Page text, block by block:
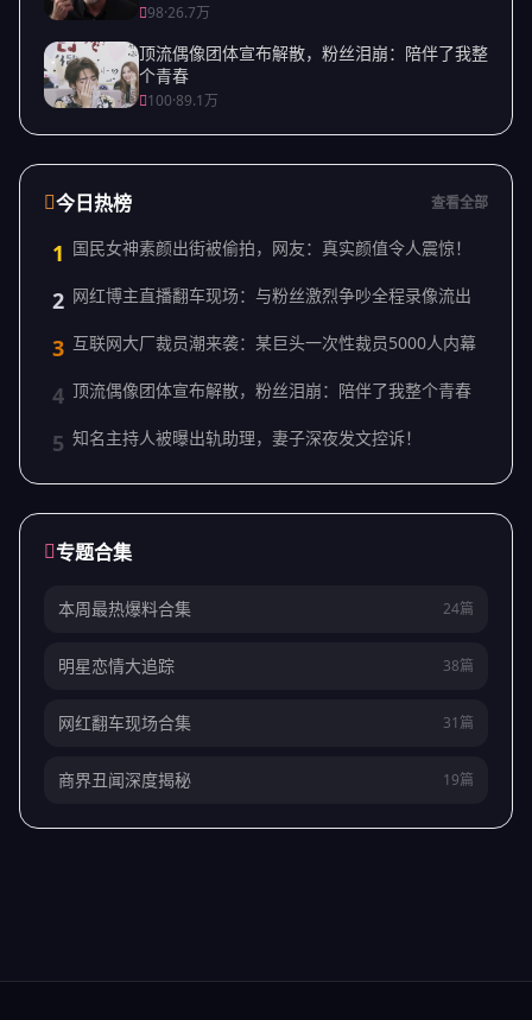
98·26.7万
顶流偶像团体宣布解散，粉丝泪崩：陪伴了我整
个青春
100·89.1万
今日热榜 查看全部
1 国民女神素颜出街被偷拍，网友：真实颜值令人震惊！
2 网红博主直播翻车现场：与粉丝激烈争吵全程录像流出
3 互联网大厂裁员潮来袭：某巨头一次性裁员5000人内幕
4 顶流偶像团体宣布解散，粉丝泪崩：陪伴了我整个青春
5 知名主持人被曝出轨助理，妻子深夜发文控诉！
专题合集
本周最热爆料合集 24篇
明星恋情大追踪 38篇
网红翻车现场合集 31篇
商界丑闻深度揭秘 19篇